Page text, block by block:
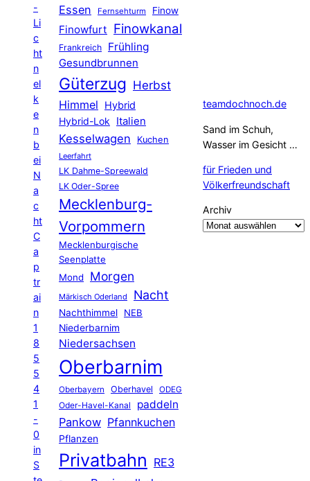
-
Li
c
ht
n
el
k
e
n
b
ei
N
a
c
ht
C
a
p
tr
ai
n
1
8
5
5
4
1
-
0
in
S
Essen Fernsehturm Finow
Finowfurt Finowkanal
Frankreich Frühling
Gesundbrunnen
Güterzug Herbst
Himmel
Hybrid
Hybrid-Lok Italien
Kesselwagen Kuchen
Leerfahrt
LK Dahme-Spreewald
LK Oder-Spree
Mecklenburg-
Vorpommern
Mecklenburgische
Seenplatte
Mond
Morgen
Märkisch Oderland Nacht
Nachthimmel
NEB
Niederbarnim
Niedersachsen
Oberbarnim
Oberbayern Oberhavel ODEG
Oder-Havel-Kanal paddeln
Pankow Pfannkuchen
Pflanzen
Privatbahn RE3
teamdochnoch.de
Sand im Schuh,
Wasser im Gesicht …
für Frieden und
Völkerfreundschaft
Archiv